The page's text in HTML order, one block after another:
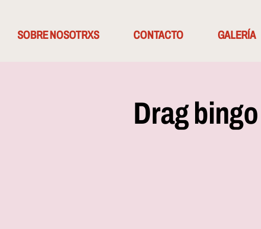
SOBRE NOSOTRXS CONTACTO GALERÍA
Drag